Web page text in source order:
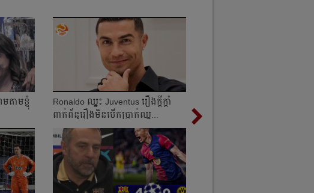
តាម​ខ្ញុំ​
Ronaldo ឈ្នះ​ Juventus រឿង​ក្ដី​ក្ដាំ​
ពាក់ព័ន្ធ​រឿង​មិន​បើក​ប្រាក់​ឈ្ន...